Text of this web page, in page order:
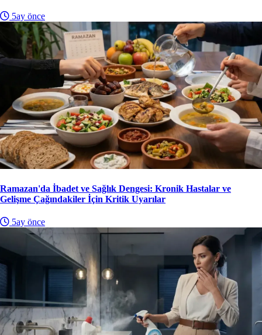
5ay önce
Ramazan'da İbadet ve Sağlık Dengesi: Kronik Hastalar ve
Gelişme Çağındakiler İçin Kritik Uyarılar
5ay önce